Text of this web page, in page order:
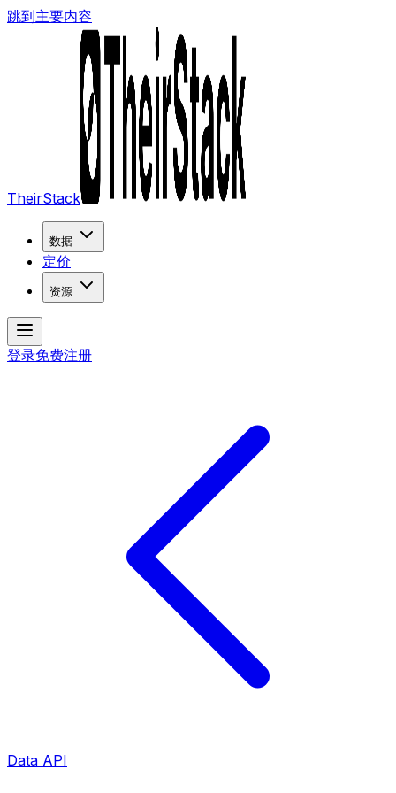
跳到主要内容
TheirStack
数据
定价
资源
登录免费注册
Data API